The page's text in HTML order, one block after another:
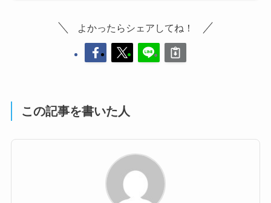
よかったらシェアしてね！
この記事を書いた人